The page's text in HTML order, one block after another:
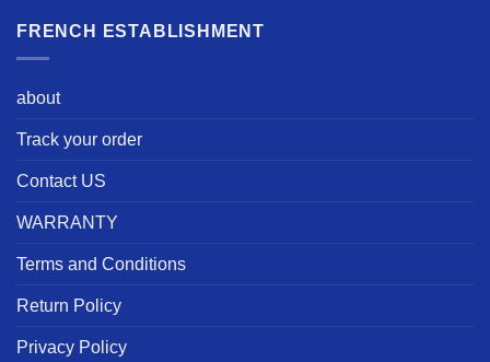
FRENCH ESTABLISHMENT
about
Track your order
Contact US
WARRANTY
Terms and Conditions
Return Policy
Privacy Policy